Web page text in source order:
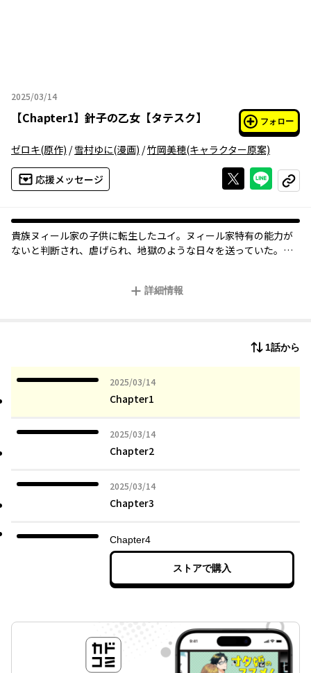
2025/03/14
2025年03月14日
【Chapter1】 針子の乙女【タテスク】 フォロー
ゼロキ(原作) /雪村ゆに(漫画) /竹岡美穂(キャラクター原案)
応援メッセージ Xで投稿する
ライン
コピー
貴族ヌィール家の子供に転生したユイ。ヌィール家特有の能力が
ないと判断され、虐げられ、地獄のような日々を送っていた。心
詳細情報
1話から
2025/03/14
2025年03月14日
Chapter1
2025/03/14
2025年03月14日
Chapter2
2025/03/14
2025年03月14日
Chapter3
Chapter4
ストアで購入